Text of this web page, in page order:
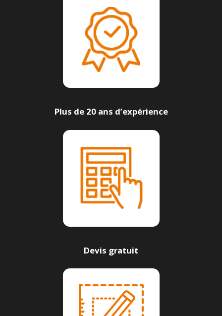
Plus de 20 ans d’expérience
Devis gratuit